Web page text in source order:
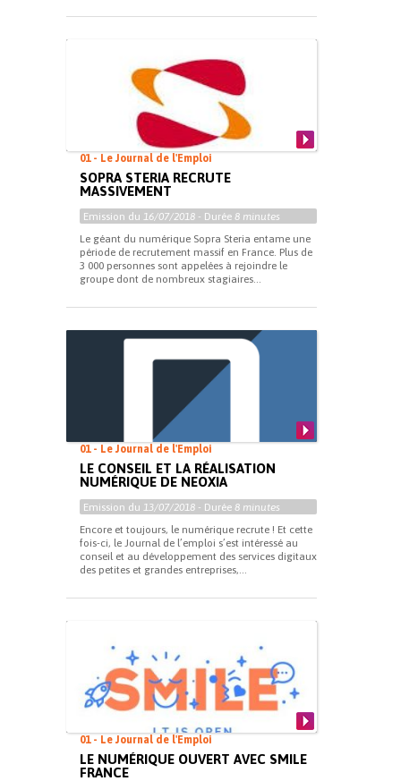
01 - Le Journal de l'Emploi
SOPRA STERIA RECRUTE
MASSIVEMENT
Emission du 16/07/2018 - Durée 8 minutes
Le géant du numérique Sopra Steria entame une
période de recrutement massif en France. Plus de
3 000 personnes sont appelées à rejoindre le
groupe dont de nombreux stagiaires...
01 - Le Journal de l'Emploi
LE CONSEIL ET LA RÉALISATION
NUMÉRIQUE DE NEOXIA
Emission du 13/07/2018 - Durée 8 minutes
Encore et toujours, le numérique recrute ! Et cette
fois-ci, le Journal de l’emploi s’est intéressé au
conseil et au développement des services digitaux
des petites et grandes entreprises,...
01 - Le Journal de l'Emploi
LE NUMÉRIQUE OUVERT AVEC SMILE
FRANCE